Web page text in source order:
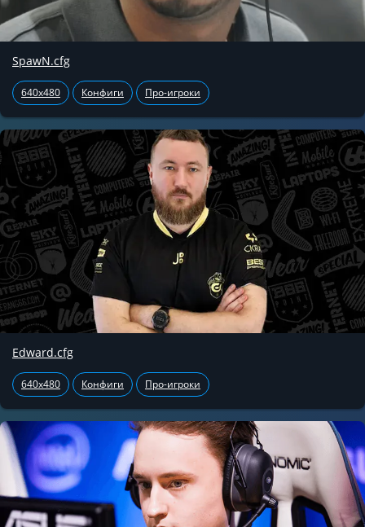
SpawN.cfg
640x480 Конфиги Про-игроки
Edward.cfg
640x480 Конфиги Про-игроки